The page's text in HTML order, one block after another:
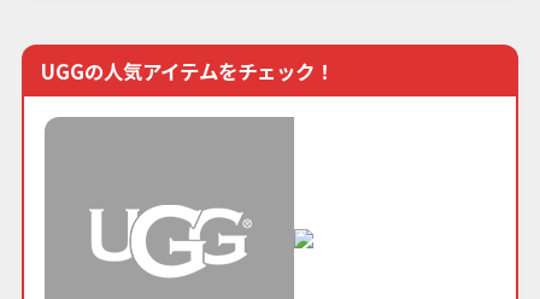
UGGの人気アイテムをチェック！